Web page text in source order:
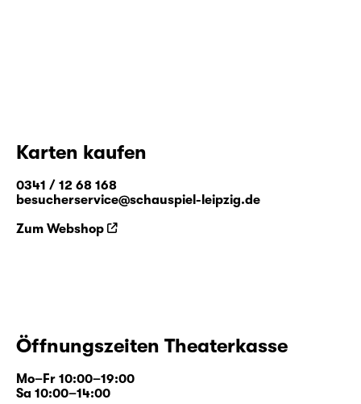
Karten kaufen
0341 / 12 68 168
besucherservice@schauspiel-leipzig.de
Zum Webshop
Öffnungszeiten Theaterkasse
Mo–Fr 10:00–19:00
Sa 10:00–14:00